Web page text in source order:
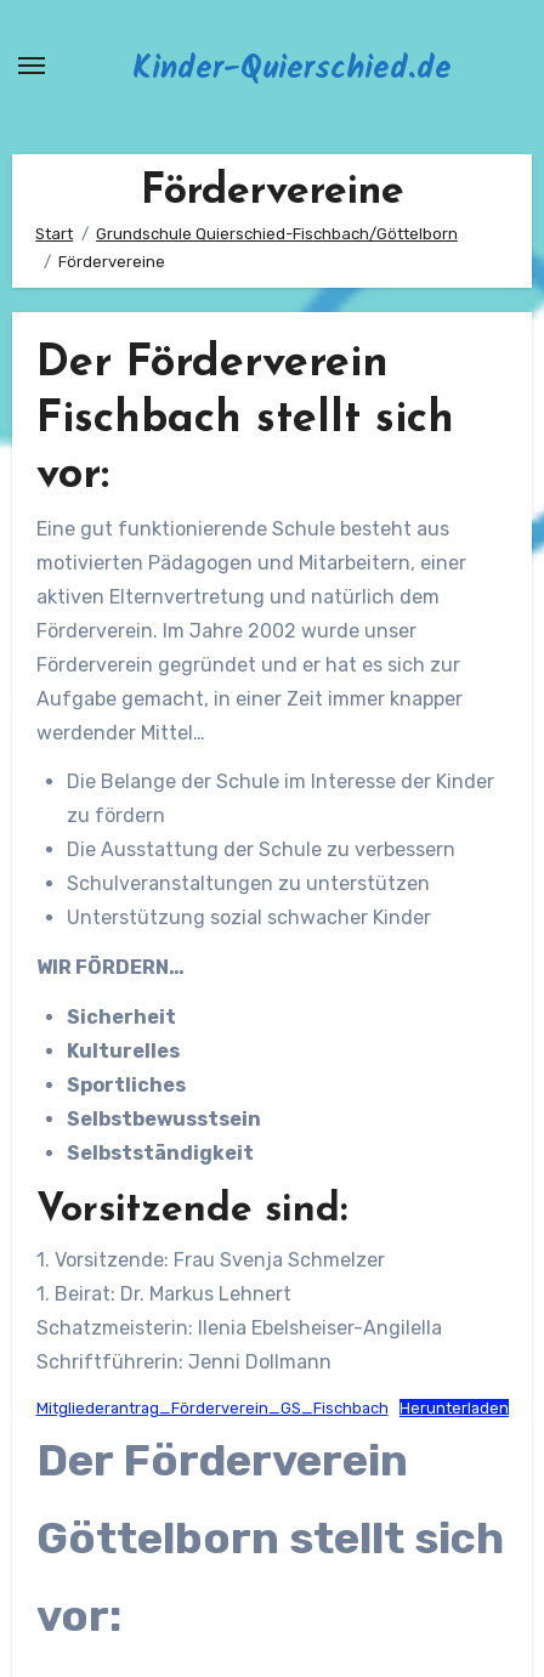
Kinder-Quierschied.de
Fördervereine
Start
Grundschule Quierschied-Fischbach/Göttelborn
Fördervereine
Der Förderverein
Fischbach stellt sich
vor:
Eine gut funktionierende Schule besteht aus
motivierten Pädagogen und Mitarbeitern, einer
aktiven Elternvertretung und natürlich dem
Förderverein. Im Jahre 2002 wurde unser
Förderverein gegründet und er hat es sich zur
Aufgabe gemacht, in einer Zeit immer knapper
werdender Mittel…
Die Belange der Schule im Interesse der Kinder
zu fördern
Die Ausstattung der Schule zu verbessern
Schulveranstaltungen zu unterstützen
Unterstützung sozial schwacher Kinder
WIR FÖRDERN…
Sicherheit
Kulturelles
Sportliches
Selbstbewusstsein
Selbstständigkeit
Vorsitzende sind:
1. Vorsitzende: Frau Svenja Schmelzer
1. Beirat: Dr. Markus Lehnert
Schatzmeisterin: Ilenia Ebelsheiser-Angilella
Schriftführerin: Jenni Dollmann
Mitgliederantrag_Förderverein_GS_Fischbach Herunterladen
Der Förderverein
Göttelborn stellt sich
vor: